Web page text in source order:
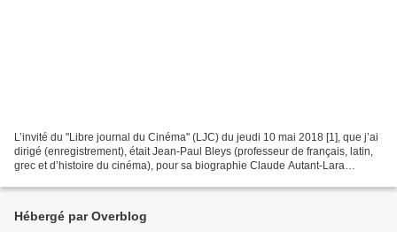
L’invité du "Libre journal du Cinéma" (LJC) du jeudi 10 mai 2018 [1], que j’ai
dirigé (enregistrement), était Jean-Paul Bleys (professeur de français, latin,
grec et d’histoire du cinéma), pour sa biographie Claude Autant-Lara
Hébergé par Overblog